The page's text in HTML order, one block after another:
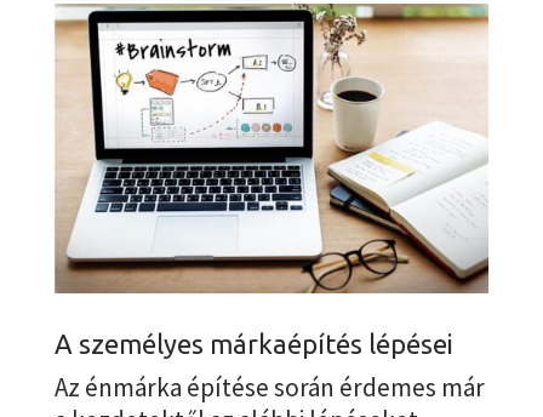
A személyes márkaépítés lépései
Az énmárka építése során érdemes már